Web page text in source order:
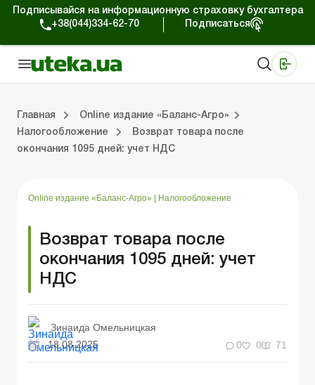
Подписывайся на информационную страховку бухгалтера
+38(044)334-62-70
Подписаться
Главная
Online издание «Баланс-Агро»
Налогообложение
Возврат товара после
окончания 1095 дней: учет НДС
Online издание «Баланс-Агро» Налогообложение
Возврат товара после
окончания 1095 дней: учет
НДС
Зинаида Омельницкая
18.08.2025
0 0 71